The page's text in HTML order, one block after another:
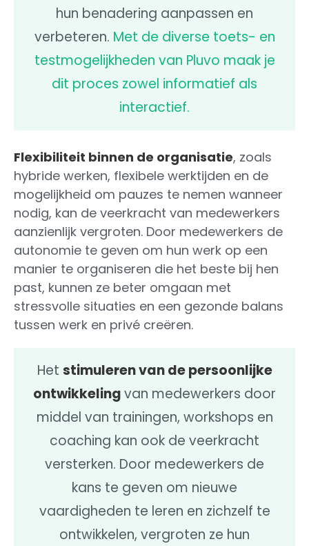
hun benadering aanpassen en
verbeteren. Met de diverse toets- en
testmogelijkheden van Pluvo maak je
dit proces zowel informatief als
interactief.
Flexibiliteit binnen de organisatie, zoals
hybride werken, flexibele werktijden en de
mogelijkheid om pauzes te nemen wanneer
nodig, kan de veerkracht van medewerkers
aanzienlijk vergroten. Door medewerkers de
autonomie te geven om hun werk op een
manier te organiseren die het beste bij hen
past, kunnen ze beter omgaan met
stressvolle situaties en een gezonde balans
tussen werk en privé creëren.
Het stimuleren van de persoonlijke
ontwikkelingvan medewerkers door
middel van trainingen, workshops en
coaching kan ook de veerkracht
versterken. Door medewerkers de
kans te geven om nieuwe
vaardigheden te leren en zichzelf te
ontwikkelen, vergroten ze hun